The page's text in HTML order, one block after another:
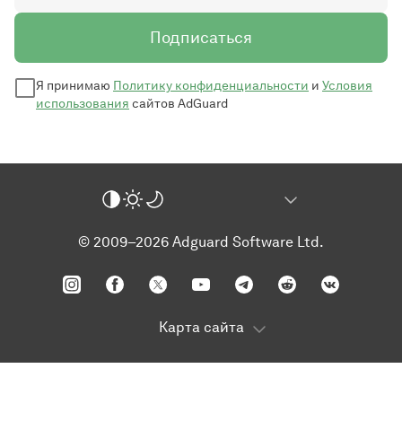
Подписаться
Я принимаю Политику конфиденциальности и Условия
использования сайтов AdGuard
© 2009–2026 Adguard Software Ltd.
Карта сайта